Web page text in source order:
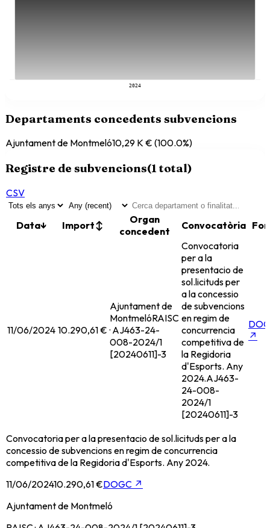
2024
Departaments concedents subvencions
Ajuntament de Montmeló10,29 K € (100.0%)
Registre de subvencions(1total)
CSV
Data↓ Import↕
Organ
concedent
Convocatòria
11/06/2024 10.290,61 €
Ajuntament de
MontmelóRAISC
· AJ463-24-
008-2024/1
[20240611]-3
Convocatoria
per a la
presentacio de
sol.licituds per
a la concessio
de subvencions
en regim de
concurrencia
competitiva de
la Regidoria
d'Esports. Any
2024.AJ463-
24-008-
2024/1
[20240611]-3
↗
Convocatoria per a la presentacio de sol.licituds per a la
concessio de subvencions en regim de concurrencia
competitiva de la Regidoria d'Esports. Any 2024.
11/06/202410.290,61 €DOGC ↗
Ajuntament de Montmeló